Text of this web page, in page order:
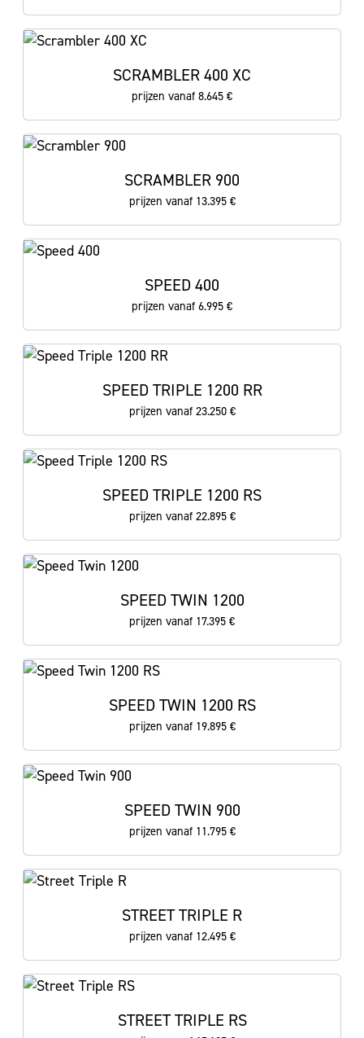
SCRAMBLER 400 XC
prijzen vanaf 8.645 €
SCRAMBLER 900
prijzen vanaf 13.395 €
SPEED 400
prijzen vanaf 6.995 €
SPEED TRIPLE 1200 RR
prijzen vanaf 23.250 €
SPEED TRIPLE 1200 RS
prijzen vanaf 22.895 €
SPEED TWIN 1200
prijzen vanaf 17.395 €
SPEED TWIN 1200 RS
prijzen vanaf 19.895 €
SPEED TWIN 900
prijzen vanaf 11.795 €
STREET TRIPLE R
prijzen vanaf 12.495 €
STREET TRIPLE RS